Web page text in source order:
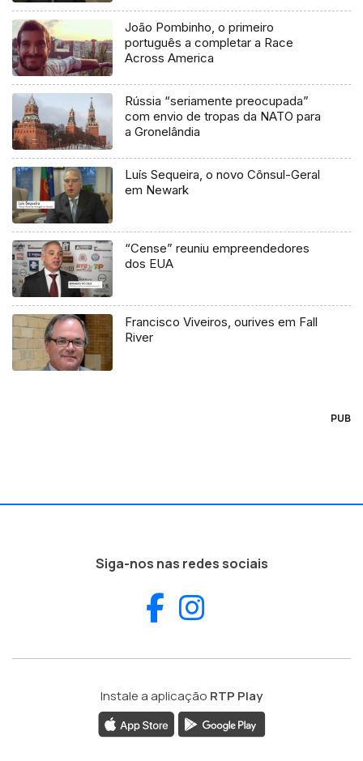
João Pombinho, o primeiro
português a completar a Race
Across America
Rússia “seriamente preocupada”
com envio de tropas da NATO para
a Gronelândia
Luís Sequeira, o novo Cônsul-Geral
em Newark
“Cense” reuniu empreendedores
dos EUA
Francisco Viveiros, ourives em Fall
River
PUB
Siga-nos nas redes sociais
Facebook
Instale a aplicação RTP Play